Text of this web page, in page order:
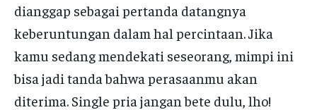
dianggap sebagai pertanda datangnya
keberuntungan dalam hal percintaan. Jika
kamu sedang mendekati seseorang, mimpi ini
bisa jadi tanda bahwa perasaanmu akan
diterima. Single pria jangan bete dulu, lho!